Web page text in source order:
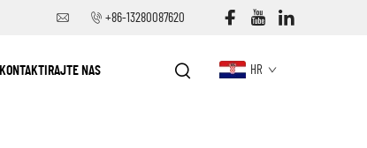
+86-13280087620
KONTAKTIRAJTE NAS HR